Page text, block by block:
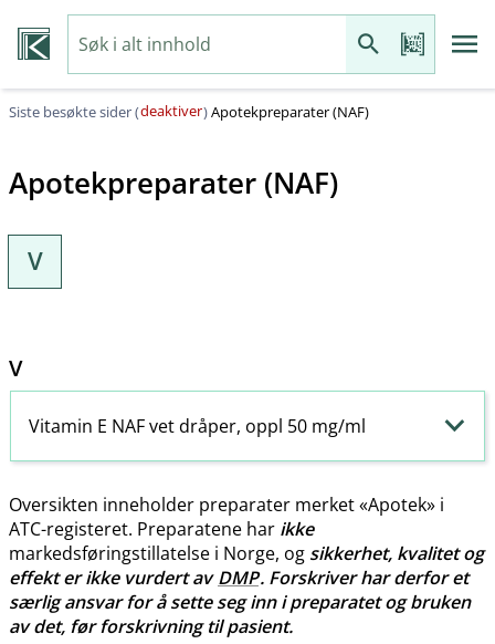
Siste besøkte sider (deaktiver)Apotekpreparater (NAF)
Apotekpreparater (NAF)
V
V
Vitamin E NAF vet dråper, oppl 50 mg/ml
Oversikten inneholder preparater merket «Apotek» i
ATC-registeret. Preparatene har ikke
markedsføringstillatelse i Norge, og sikkerhet, kvalitet og
effekt er ikke vurdert avDMP. Forskriver har derfor et
særlig ansvar for å sette seg inn i preparatet og bruken
av det, før forskrivning til pasient.